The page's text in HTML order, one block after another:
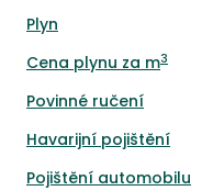
Plyn
Cena plynu za m3
Povinné ručení
Havarijní pojištění
Pojištění automobilu